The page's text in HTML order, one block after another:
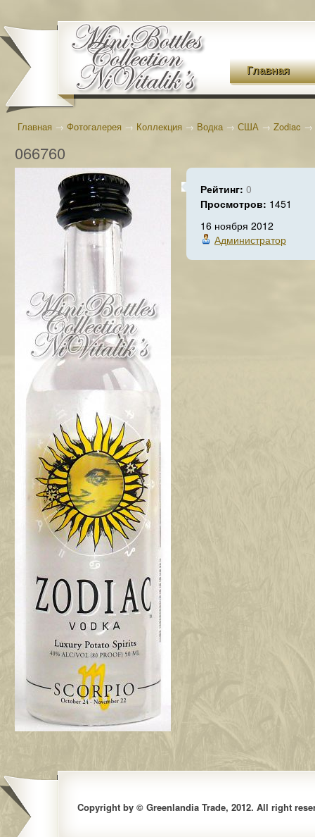
Главная
Главная → Фотогалерея → Коллекция → Водка→ США → Zodiac →
066760
Рейтинг: 0
Просмотров: 1451
16 ноября 2012
Администратор
Copyright by © Greenlandia Trade, 2012. All right